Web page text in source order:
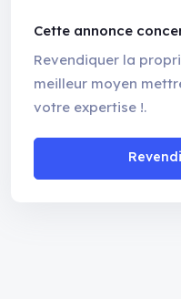
Cette annonce
Revendiquer la
meilleur moyen
votre expertise !.